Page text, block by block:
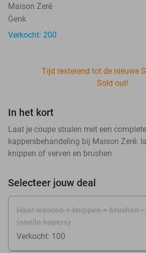
Maison Zerê
Genk
Verkocht: 200
Tijd resterend tot de nieuwe
Sold out!
In het kort
Laat je coupe stralen met een complete
kappersbehandeling bij Maison Zerê:
knippen of verven en brushen
Selecteer jouw deal
Haar wassen + knippen + brushen -
(snelle kopers)
Verkocht: 100